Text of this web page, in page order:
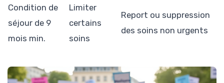
Condition de
séjour de 9
mois min.
Limiter
certains
soins
Report ou suppression
des soins non urgents